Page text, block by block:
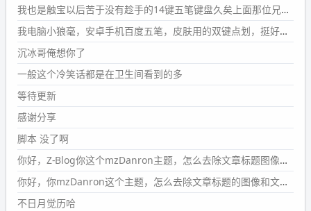
#PubWord要不我每年汇总整理一次？？碎雨集_沉冰浮水_
第1页https://www.wdssmq.com/tag/%E7%A2%8E%E9%9
B%A8%E9%9B%86/
wdssmq
2024-09-23 20:58:40
#PubWord
条嘟？？？？
wdssmq
2024-09-15 10:32:07
#PubWordVSCode 内 git 操作卡住的时候没办法主动取消
一直是个痛点，一般都是推送或拉取，今天连提交都卡
了。。
我也是触宝以后苦于没有趁手的14键五笔键盘久矣上面那位兄台用的百度双键点划布局我也用过很久，那个皮肤做得很粗糙，个别键位的触发区域是错位的，快速打字时很容易出错，修改它的皮肤文件校正后勉强能用，但早年出的皮肤分辨率太低，实在谈不上美观。百度小米定制版的商店里有一个"小黑板"皮肤还不错(百度官方输入法商店里没有)，但那个风格我不喜欢这两天找到了一个叫"森林集"的公众号，开发了海量的皮肤，很多都有14键版本，付费但很便宜，几块钱，终于有自己满意的输入法了搜了一下，这个工作室还是百度的官方合作伙伴，不知道为什么14键作品都不在官方商店上架，难道是百度官方在刻意放弃14键？
我电脑小狼毫，安卓手机百度五笔，皮肤用的双键点划，挺好的。
沉冰哥俺想你了
一般这个冷笑话都是在卫生间看到的多
等待更新
感谢分享
脚本 没了啊
你好，Z-Blog你这个mzDanron主题，怎么去除文章标题图像和文章摘要，仅显示标题，感谢回复！
你好，你mzDanron这个主题，怎么去除文章标题的图像和文章摘要！仅显示标题，感谢回复解决！
不日月觉历哈